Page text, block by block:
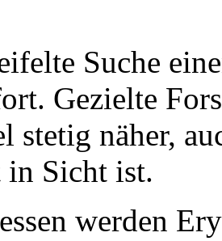
Suche
Gezielte
stetig näher,
Sicht ist.
werden